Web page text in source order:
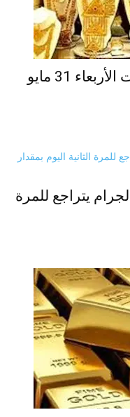
أسعار الذهب في ختام تداولات الأربعاء 31 مايو
يتراجع للمرة